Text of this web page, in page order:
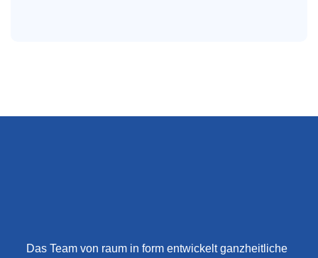
Das Team von raum in form entwickelt ganzheitliche